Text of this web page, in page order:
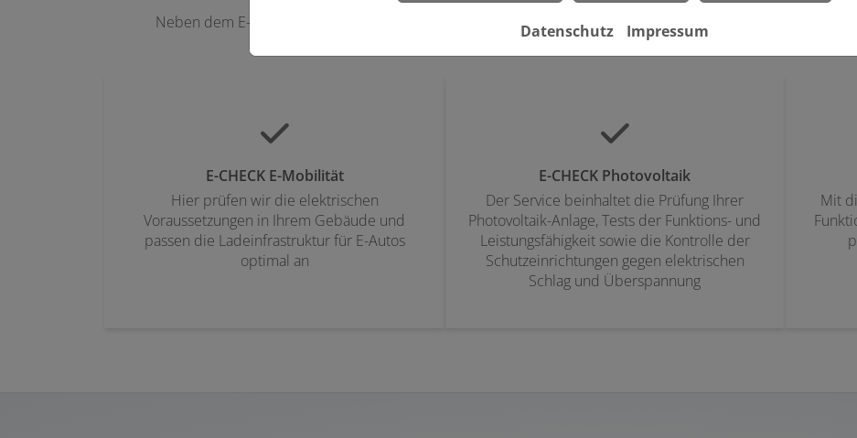
Neben dem E-CHECK für die sichere Elektrik in Ihrer Immobilie bieten wir Ihnen weitere maßgeschneiderte
E-CHECK E-Mobilität
Hier prüfen wir die elektrischen
Voraussetzungen in Ihrem Gebäude und
passen die Ladeinfrastruktur für E-Autos
optimal an
E-CHECK Photovoltaik
Der Service beinhaltet die Prüfung Ihrer
Photovoltaik-Anlage, Tests der Funktions- und
Leistungsfähigkeit sowie die Kontrolle der
Schutzeinrichtungen gegen elektrischen
Schlag und Überspannung
Mit
Datenschutz Impressum